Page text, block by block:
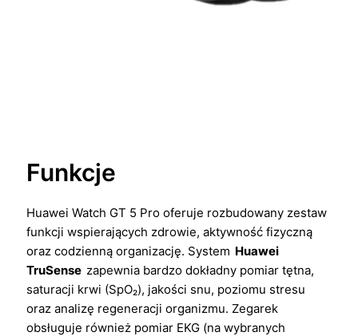
Funkcje
Huawei Watch GT 5 Pro oferuje rozbudowany zestaw
funkcji wspierających zdrowie, aktywność fizyczną
oraz codzienną organizację. System Huawei
TruSense zapewnia bardzo dokładny pomiar tętna,
saturacji krwi (SpO₂), jakości snu, poziomu stresu
oraz analizę regeneracji organizmu. Zegarek
obsługuje również pomiar EKG (na wybranych